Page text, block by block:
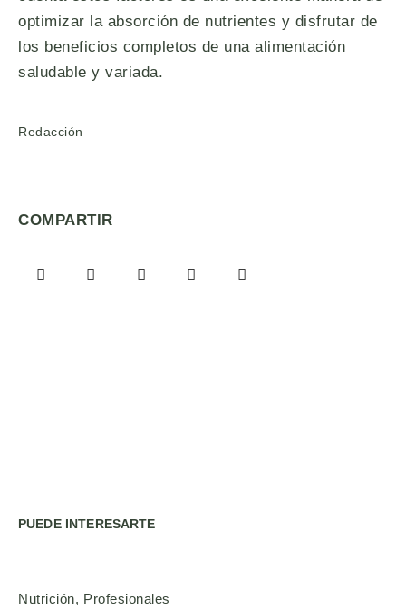
optimizar la absorción de nutrientes y disfrutar de
los beneficios completos de una alimentación
saludable y variada.
Redacción
COMPARTIR
PUEDE INTERESARTE
Nutrición Profesionales